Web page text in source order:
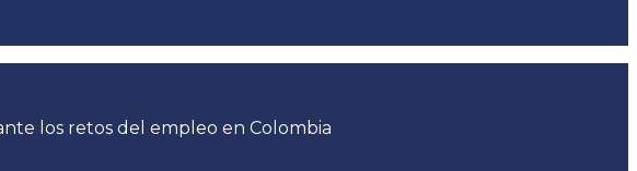
los retos del empleo en Colombia